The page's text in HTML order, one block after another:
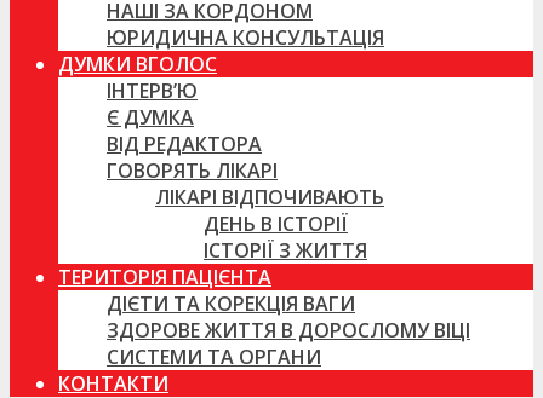
НАШІ ЗА КОРДОНОМ
ЮРИДИЧНА КОНСУЛЬТАЦІЯ
ДУМКИ ВГОЛОС
ІНТЕРВ’Ю
Є ДУМКА
ВІД РЕДАКТОРА
ГОВОРЯТЬ ЛІКАРІ
ЛІКАРІ ВІДПОЧИВАЮТЬ
ДЕНЬ В ІСТОРІЇ
ІСТОРІЇ З ЖИТТЯ
ТЕРИТОРІЯ ПАЦІЄНТА
ДІЄТИ ТА КОРЕКЦІЯ ВАГИ
ЗДОРОВЕ ЖИТТЯ В ДОРОСЛОМУ ВІЦІ
СИСТЕМИ ТА ОРГАНИ
КОНТАКТИ